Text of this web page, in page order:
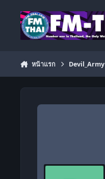
หน้าแรก Devil_Army